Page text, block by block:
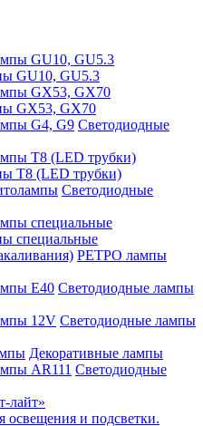
GU10, GU5.3
GX53, GX70
Светодиодные
Т8 (LED трубки)
Светодиодные
специальные
РЕТРО лампы
Светодиодные лампы
Светодиодные лампы
Декоративные лампы
Светодиодные
лайт»